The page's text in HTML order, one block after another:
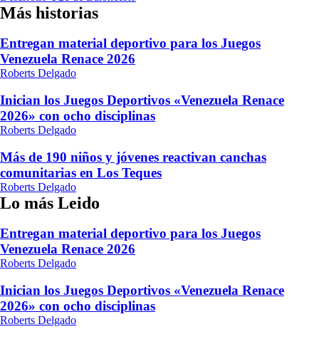
Más historias
Entregan material deportivo para los Juegos
Venezuela Renace 2026
Roberts Delgado
Inician los Juegos Deportivos «Venezuela Renace
2026» con ocho disciplinas
Roberts Delgado
Más de 190 niños y jóvenes reactivan canchas
comunitarias en Los Teques
Roberts Delgado
Lo más Leido
Entregan material deportivo para los Juegos
Venezuela Renace 2026
Roberts Delgado
Inician los Juegos Deportivos «Venezuela Renace
2026» con ocho disciplinas
Roberts Delgado